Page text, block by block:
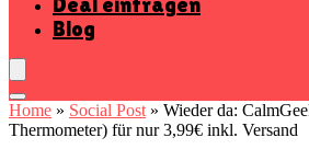
Blog
Home » Social Post » Wieder da:
Thermometer) für nur 3,99€ inkl. Versand